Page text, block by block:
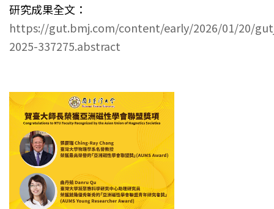
研究成果全文：
https://gut.bmj.com/content/early/2026/01/20/
2025-337275.abstract